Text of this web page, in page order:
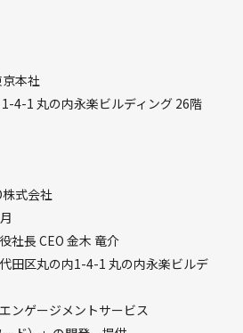
本社
4-1 丸の内永楽ビルディング 26階
式会社
長 CEO 金木 竜介
区丸の内1-4-1 丸の内永楽ビルデ
ンゲージメントサービス